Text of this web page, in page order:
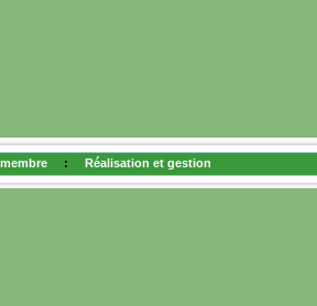
: Réalisation et gestion